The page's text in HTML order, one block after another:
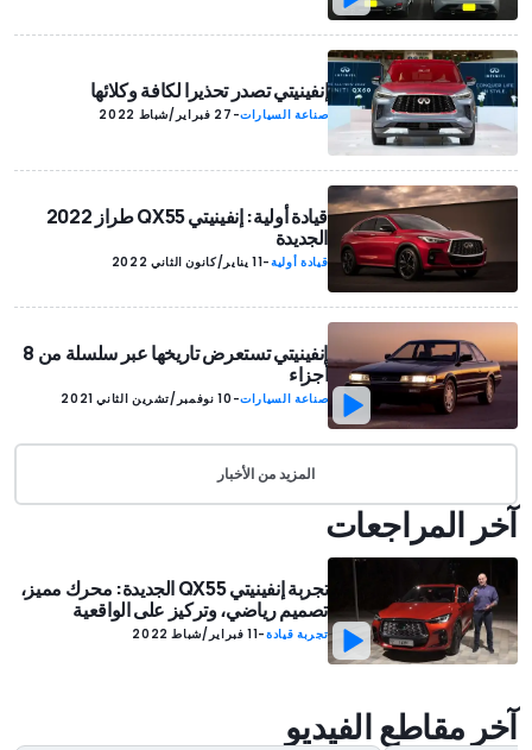
إنفينيتي تصدر تحذيرا لكافة وكلائها
صناعة السيارات- 27 فبراير/شباط 2022
قيادة أولية: إنفينيتي QX55 طراز 2022
الجديدة
قيادة أولية-11 يناير/كانون الثاني 2022
إنفينيتي تستعرض تاريخها عبر سلسلة من 8
أجزاء
صناعة السيارات- 10 نوفمبر/تشرين الثاني 2021
المزيد من الأخبار
آخر المراجعات
تجربة إنفينيتي QX55 الجديدة: محرك مميز،
تصميم رياضي، وتركيز على الواقعية
تجربة قيادة-11 فبراير/شباط 2022
آخر مقاطع الفيديو